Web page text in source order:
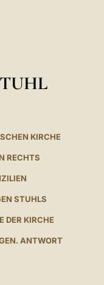
KIRCHE
RECHTS
STUHLS
DER KIRCHE
ANTWORT